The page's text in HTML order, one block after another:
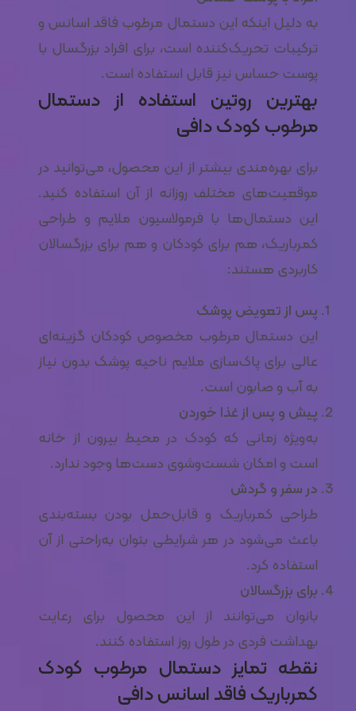
به دلیل اینکه این دستمال مرطوب فاقد اسانس و
ترکیبات تحریک‌کننده است، برای افراد بزرگسال با
پوست حساس نیز قابل استفاده است.
بهترین روتین استفاده از دستمال
مرطوب کودک دافی
برای بهره‌مندی بیشتر از این محصول، می‌توانید در
موقعیت‌های مختلف روزانه از آن استفاده کنید.
این دستمال‌ها با فرمولاسیون ملایم و طراحی
کمرباریک، هم برای کودکان و هم برای بزرگسالان
کاربردی هستند:
پس از تعویض پوشک
این دستمال مرطوب مخصوص کودکان گزینه‌ای
عالی برای پاک‌سازی ملایم ناحیه پوشک بدون نیاز
به آب و صابون است.
پیش و پس از غذا خوردن
به‌ویژه زمانی که کودک در محیط بیرون از خانه
است و امکان شست‌وشوی دست‌ها وجود ندارد.
در سفر و گردش
طراحی کمرباریک و قابل‌حمل بودن بسته‌بندی
باعث می‌شود در هر شرایطی بتوان به‌راحتی از آن
استفاده کرد.
برای بزرگسالان
بانوان می‌توانند از این محصول برای رعایت
بهداشت فردی در طول روز استفاده کنند.
نقطه تمایز دستمال مرطوب کودک
کمرباریک فاقد اسانس دافی